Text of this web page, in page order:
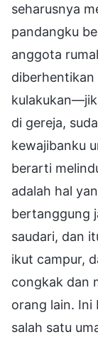
seharusnya
pandangku
anggota
diberhentikan
di gereja,
kewajibanku
berarti
adalah hal
bertanggung
saudari, dan
ikut campur,
congkak dan
orang lain. Ini
salah satu